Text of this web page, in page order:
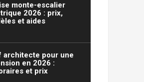
monte-escalier
2026 : prix,
et aides
architecte pour une
en 2026 :
et prix